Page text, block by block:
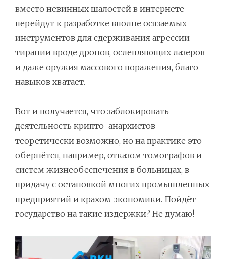
вместо невинных шалостей в интернете
перейдут к разработке вполне осязаемых
инструментов для сдерживания агрессии
тирании вроде дронов, ослепляющих лазеров
и даже оружия массового поражения, благо
навыков хватает.
Вот и получается, что заблокировать
деятельность крипто-анархистов
теоретически возможно, но на практике это
обернётся, например, отказом томографов и
систем жизнеобеспечения в больницах, в
придачу с остановкой многих промышленных
предприятий и крахом экономики. Пойдёт
государство на такие издержки? Не думаю!